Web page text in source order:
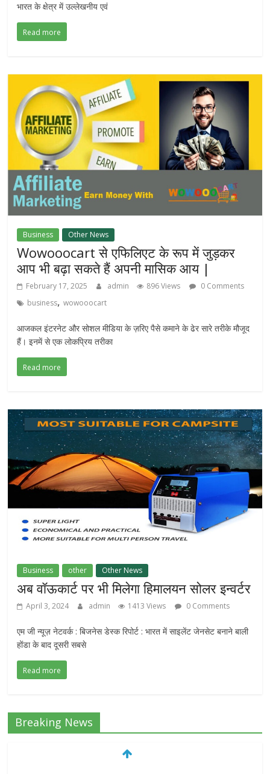
भारत के क्षेत्र में उल्लेखनीय एवं
Read more
Business Other News
Wowooocart से एफिलिएट के रूप में जुड़कर
आप भी बढ़ा सकते हैं अपनी मासिक आय |
February 17, 2025 admin 896 Views
0 Comments
business,wowooocart
आजकल इंटरनेट और सोशल मीडिया के ज़रिए पैसे कमाने के ढेर सारे तरीके मौजूद
हैं। इनमें से एक लोकप्रिय तरीका
Read more
Business other Other News
अब वॉऊकार्ट पर भी मिलेगा हिमालयन सोलर इन्वर्टर
April 3, 2024 admin 1413 Views 0 Comments
एम जी न्यूज़ नेटवर्क : बिजनेस डेस्क रिपोर्ट : भारत में साइलेंट जेनसेट बनाने बाली
होंडा के बाद दूसरी सबसे
Read more
Breaking News